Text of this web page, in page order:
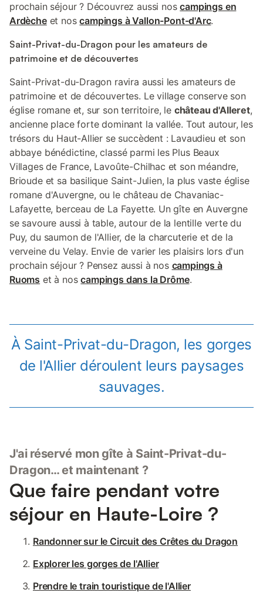
prochain séjour ? Découvrez aussi noscampings en
Ardècheet noscampings à Vallon-Pont-d'Arc.
Saint-Privat-du-Dragon pour les amateurs de
patrimoine et de découvertes
Saint-Privat-du-Dragon ravira aussi les amateurs de
patrimoine et de découvertes. Le village conserve son
église romane et, sur son territoire, le château d'Alleret,
ancienne place forte dominant la vallée. Tout autour, les
trésors du Haut-Allier se succèdent : Lavaudieu et son
abbaye bénédictine, classé parmi les Plus Beaux
Villages de France, Lavoûte-Chilhac et son méandre,
Brioude et sa basilique Saint-Julien, la plus vaste église
romane d'Auvergne, ou le château de Chavaniac-
Lafayette, berceau de La Fayette. Un gîte en Auvergne
se savoure aussi à table, autour de la lentille verte du
Puy, du saumon de l'Allier, de la charcuterie et de la
verveine du Velay. Envie de varier les plaisirs lors d'un
prochain séjour ? Pensez aussi à nos campings à
Ruoms et à noscampings dans la Drôme.
À Saint-Privat-du-Dragon, les gorges
de l'Allier déroulent leurs paysages
sauvages.
J'ai réservé mon gîte à Saint-Privat-du-
Dragon… et maintenant ?
Que faire pendant votre
séjour en Haute-Loire ?
Randonner sur le Circuit des Crêtes du Dragon
Explorer les gorges de l'Allier
Prendre le train touristique de l'Allier